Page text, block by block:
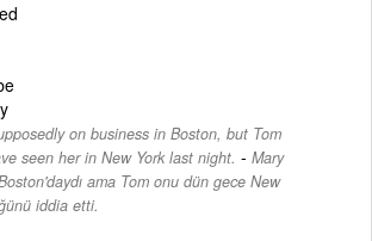
on business in Boston, but Tom
seen her in New York last night. - Mary
ama Tom onu dün gece New
iddia etti.